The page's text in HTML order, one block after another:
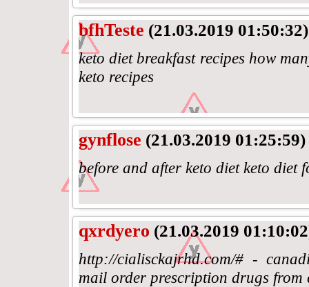
bfhTeste (21.03.2019 01:50:32)
keto diet breakfast recipes how
keto recipes
gynflose (21.03.2019 01:25:59)
before and after keto diet keto diet
qxrdyero (21.03.2019
http://cialisckajrhd.com/# -
mail order prescription drugs from